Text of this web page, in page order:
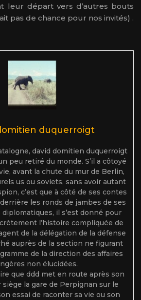
leur départ vers d’autres bouts
pas de chance pour nos invités) .
duquerroigt
david domitien duquerroigt
peu retiré du monde. S’il a côtoyé
avant la chute du mur de Berlin,
us ou soviets, sans avoir autant
c’est que à côté de ses contes
les ronds de jambes de ses
il s’est donné pour
l’histoire compliquée de
de la délégation de la défense
auprès de la section ne figurant
de la direction des affaires
non élucidées.
que ddd met en route après son
la gare de Perpignan sur le
essai de raconter sa vie ou son